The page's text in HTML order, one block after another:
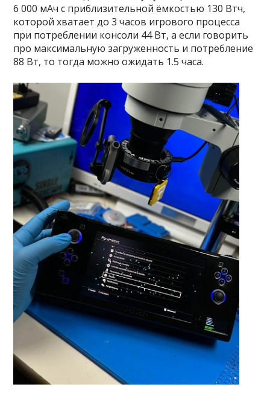
6 000 мАч с приблизительной ёмкостью 130 Втч,
которой хватает до 3 часов игрового процесса
при потреблении консоли 44 Вт, а если говорить
про максимальную загруженность и потребление
88 Вт, то тогда можно ожидать 1.5 часа.